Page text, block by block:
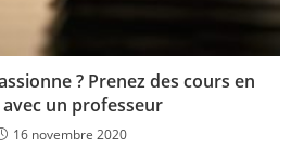
? Prenez des cours en
avec un professeur
16 novembre 2020